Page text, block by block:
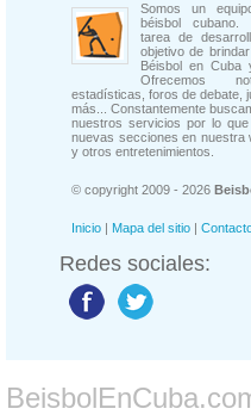
Somos un
béisbol cubano.
tarea de
objetivo de
Béisbol en Cuba
Ofrecemos
estadísticas, foros de debate,
más... Constantemente
nuestros servicios por lo que
nuevas secciones en nuestra
y otros entretenimientos.
© copyright 2009 - 2026
Inicio | Mapa del sitio |
Redes sociales: